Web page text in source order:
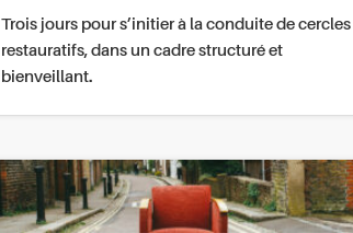
Trois jours pour s’initier à la conduite de cercles
restauratifs, dans un cadre structuré et
bienveillant.